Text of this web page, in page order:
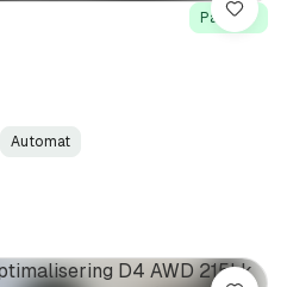
På lager
Automat
Lagre